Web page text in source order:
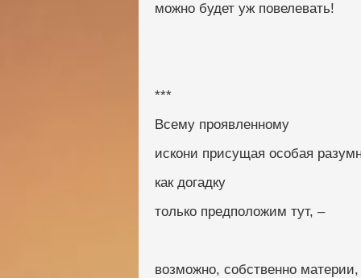
можно будет уж повелевать!
***
Всему проявленному
искони присущая особая
как догадку
только предположим тут, –
возможно, собственно материи,